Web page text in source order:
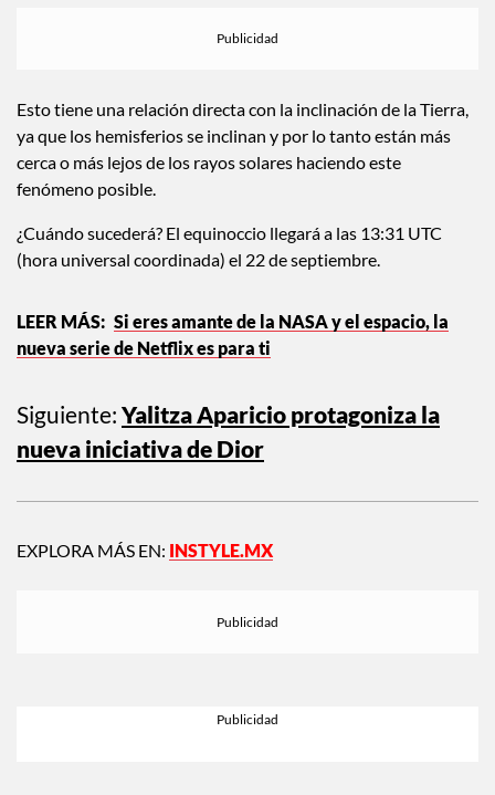
Esto tiene una relación directa con la inclinación de la Tierra,
ya que los hemisferios se inclinan y por lo tanto están más
cerca o más lejos de los rayos solares haciendo este
fenómeno posible.
¿Cuándo sucederá? El equinoccio llegará a las 13:31 UTC
(hora universal coordinada) el 22 de septiembre.
Si eres amante de la NASA y el espacio, la
nueva serie de Netflix es para ti
Siguiente: Yalitza Aparicio protagoniza la
nueva iniciativa de Dior
EXPLORA MÁS EN: INSTYLE.MX